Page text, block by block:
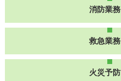
消防業務
救急業務
火災予防